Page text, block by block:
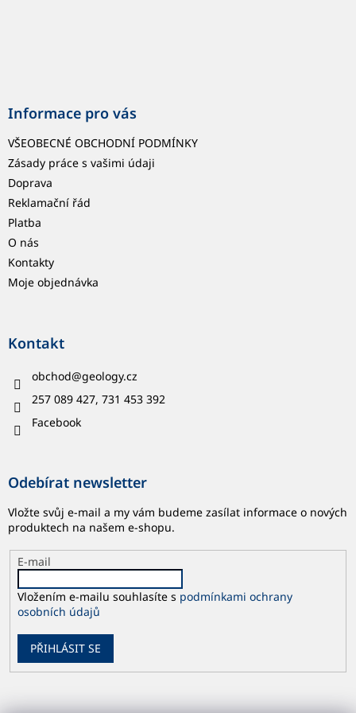
Informace pro vás
VŠEOBECNÉ OBCHODNÍ PODMÍNKY
Zásady práce s vašimi údaji
Doprava
Reklamační řád
Platba
O nás
Kontakty
Moje objednávka
Kontakt
obchod@geology.cz
257 089 427, 731 453 392
Facebook
Odebírat newsletter
Vložte svůj e-mail a my vám budeme zasílat informace o nových
produktech na našem e-shopu.
E-mail
Vložením e-mailu souhlasíte s podmínkami ochrany
osobních údajů
PŘIHLÁSIT SE